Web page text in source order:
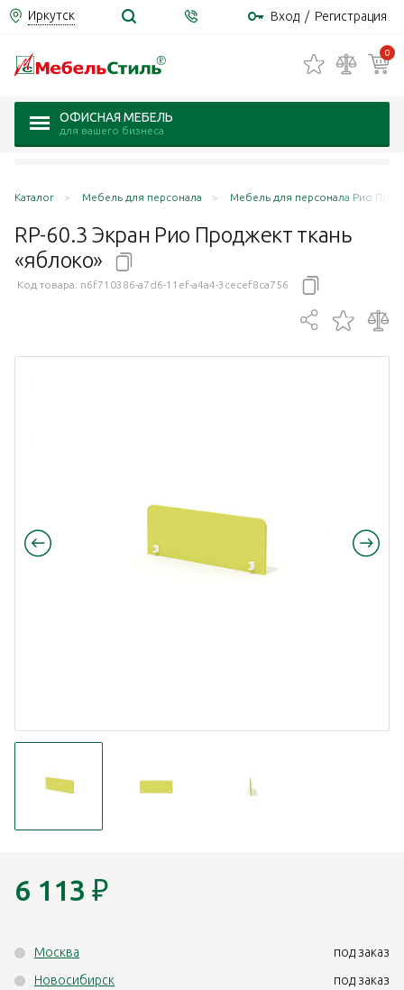
Иркутск Вход / Регистрация
0
ОФИСНАЯ МЕБЕЛЬ
для вашего бизнеса
Каталог Мебель для персонала Мебель для персонала Рио
RP-60.3 Экран Рио Проджект ткань
«яблоко»
Код товара: n6f710386-a7d6-11ef-a4a4-3cecef8ca756
6 113 ₽
Москва
под заказ
Новосибирск
под заказ